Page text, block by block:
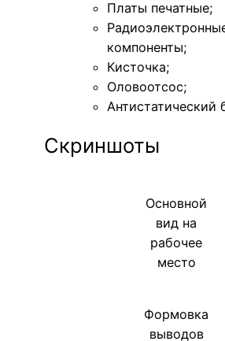
Платы печатные;
компоненты;
Кисточка;
Оловоотсос;
Антистатический
Скриншоты
Основной
вид на
рабочее
место
Формовка
выводов